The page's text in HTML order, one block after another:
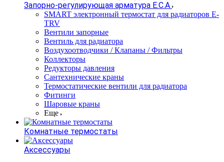
Запорно-регулирующая арматура E.C.A
SMART электронный термостат для радиаторов E-
TRV
Вентили запорные
Вентиль для радиатора
Воздухоотводчики / Клапаны / Фильтры
Коллекторы
Редукторы давления
Сантехнические краны
Термостатические вентили для радиатора
Фитинги
Шаровые краны
Еще
Комнатные термостаты
Аксессуары